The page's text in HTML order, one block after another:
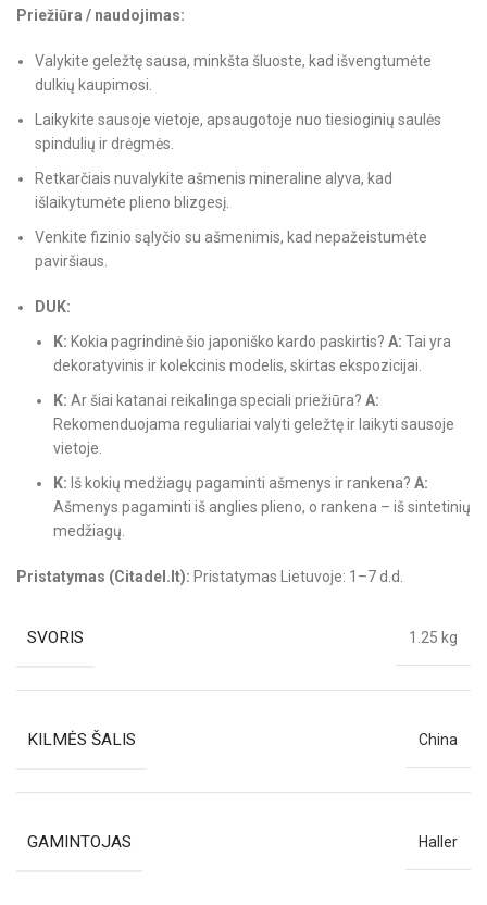
Priežiūra / naudojimas:
Valykite geležtę sausa, minkšta šluoste, kad išvengtumėte
dulkių kaupimosi.
Laikykite sausoje vietoje, apsaugotoje nuo tiesioginių saulės
spindulių ir drėgmės.
Retkarčiais nuvalykite ašmenis mineraline alyva, kad
išlaikytumėte plieno blizgesį.
Venkite fizinio sąlyčio su ašmenimis, kad nepažeistumėte
paviršiaus.
DUK:
K: Kokia pagrindinė šio japoniško kardo paskirtis? A: Tai yra
dekoratyvinis ir kolekcinis modelis, skirtas ekspozicijai.
K: Ar šiai katanai reikalinga speciali priežiūra? A:
Rekomenduojama reguliariai valyti geležtę ir laikyti sausoje
vietoje.
K: Iš kokių medžiagų pagaminti ašmenys ir rankena? A:
Ašmenys pagaminti iš anglies plieno, o rankena – iš sintetinių
medžiagų.
Pristatymas (Citadel.lt): Pristatymas Lietuvoje: 1–7 d.d.
SVORIS 1.25 kg
KILMĖS ŠALIS China
GAMINTOJAS Haller